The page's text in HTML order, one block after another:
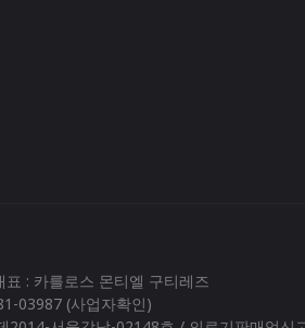
: 카를로스 몬티엘 구티레즈
03987 (사업자확인)